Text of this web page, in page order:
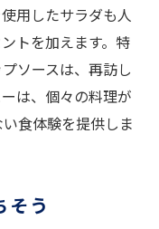
用したサラダも人
トを加えます。特
ソースは、再訪し
は、個々の料理が
食体験を提供しま
そう